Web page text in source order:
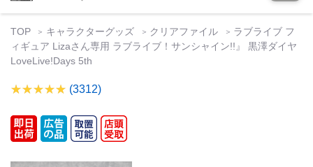
TOP キャラクターグッズ クリアファイル
ラブライブ フ
ィギュア Lizaさん専用 ラブライブ！サンシャイン!!』 黒澤ダイヤ
LoveLive!Days 5th
(3312)